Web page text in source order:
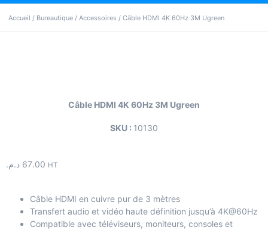
Accueil / Bureautique / Accessoires / Câble HDMI 4K 60Hz 3M Ugreen
Câble HDMI 4K 60Hz 3M Ugreen
SKU : 10130
67.00 د.م. HT
Câble HDMI en cuivre pur de 3 mètres
Transfert audio et vidéo haute définition jusqu’à 4K@60Hz
Compatible avec téléviseurs, moniteurs, consoles et